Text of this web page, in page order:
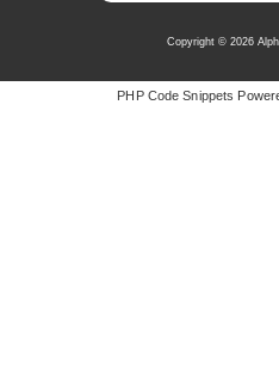
Copyright © 2026
PHP Code Snippets